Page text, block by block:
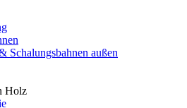
Schalungsbahnen außen
Holz